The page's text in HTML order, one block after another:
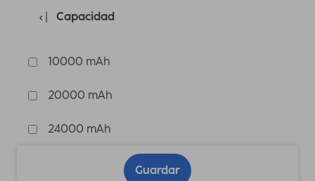
Capacidad
10000 mAh
20000 mAh
24000 mAh
Guardar